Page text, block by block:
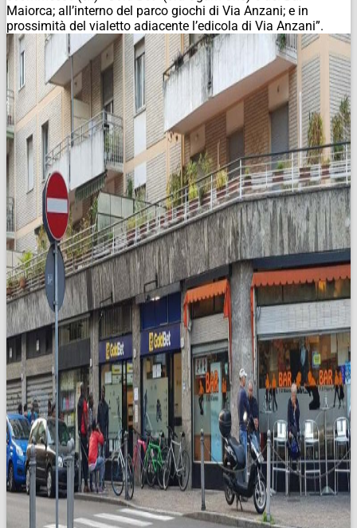
Maiorca; all’interno del parco giochi di Via Anzani; e in
prossimità del vialetto adiacente l’edicola di Via Anzani”.